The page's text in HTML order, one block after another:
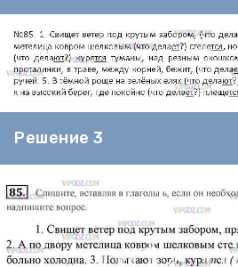
Решение 3